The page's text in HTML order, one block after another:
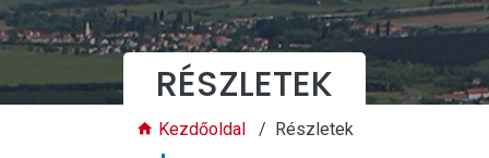
RÉSZLETEK
Kezdőoldal Részletek